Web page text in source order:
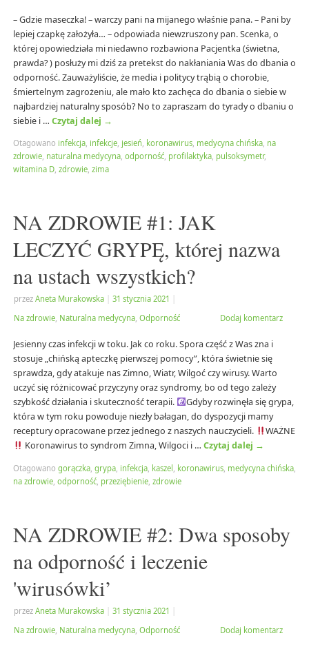
– Gdzie maseczka! – warczy pani na mijanego właśnie pana. – Pani by
lepiej czapkę założyła… – odpowiada niewzruszony pan. Scenka, o
której opowiedziała mi niedawno rozbawiona Pacjentka (świetna,
prawda? ) posłuży mi dziś za pretekst do nakłaniania Was do dbania o
odporność. Zauważyliście, że media i politycy trąbią o chorobie,
śmiertelnym zagrożeniu, ale mało kto zachęca do dbania o siebie w
najbardziej naturalny sposób? No to zapraszam do tyrady o dbaniu o
siebie i … Czytaj dalej →
Otagowano infekcja, infekcje, jesień, koronawirus, medycyna chińska, na
zdrowie, naturalna medycyna, odporność, profilaktyka, pulsoksymetr,
witamina D, zdrowie, zima
NA ZDROWIE #1: JAK
LECZYĆ GRYPĘ, której nazwa
na ustach wszystkich?
przez Aneta Murakowska 31 stycznia 2021
Na zdrowie, Naturalna medycyna, Odporność Dodaj komentarz
Jesienny czas infekcji w toku. Jak co roku. Spora część z Was zna i
stosuje „chińską apteczkę pierwszej pomocy”, która świetnie się
sprawdza, gdy atakuje nas Zimno, Wiatr, Wilgoć czy wirusy. Warto
uczyć się różnicować przyczyny oraz syndromy, bo od tego zależy
szybkość działania i skuteczność terapii.
Gdyby rozwinęła się grypa,
która w tym roku powoduje niezły bałagan, do dyspozycji mamy
receptury opracowane przez jednego z naszych nauczycieli.
WAŻNE
Koronawirus to syndrom Zimna, Wilgoci i …Czytaj dalej →
Otagowano gorączka, grypa, infekcja, kaszel koronawirus, medycyna chińska,
na zdrowie, odporność, przeziębienie, zdrowie
NA ZDROWIE #2: Dwa sposoby
na odporność i leczenie
'wirusówki’
przez Aneta Murakowska 31 stycznia 2021
Na zdrowie, Naturalna medycyna, Odporność Dodaj komentarz